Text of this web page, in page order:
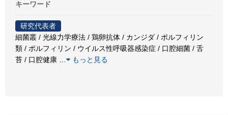
キーワード
研究代表者
細菌叢 / 光線力学療法 / 鶏卵抗体 / カンジダ / ポルフィリン
類 / ポルフィリン / ウイルス性呼吸器感染症 / 口腔細菌 / 舌
苔 / 口腔健康
もっと見る